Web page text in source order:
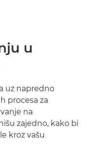
u
uz napredno
procesa za
na
zajedno, kako bi
kroz vašu